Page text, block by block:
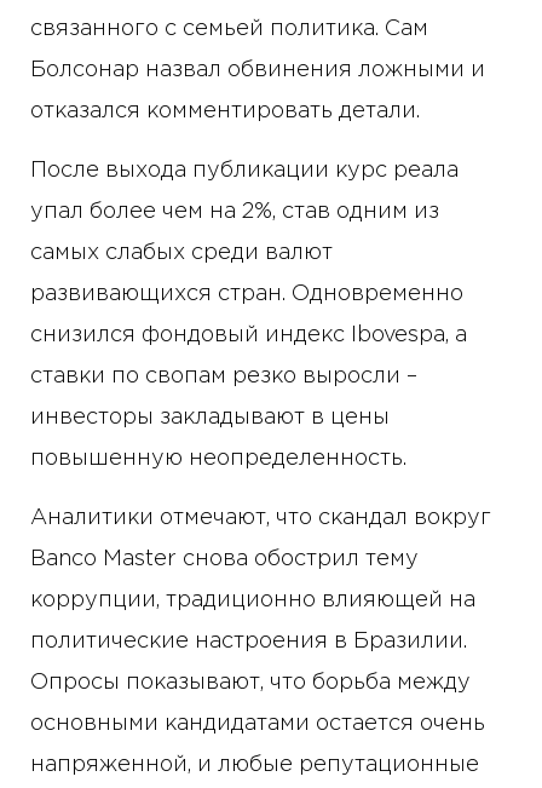
связанного с семьей политика. Сам
Болсонар назвал обвинения ложными и
отказался комментировать детали.
После выхода публикации курс реала
упал более чем на 2%, став одним из
самых слабых среди валют
развивающихся стран. Одновременно
снизился фондовый индекс Ibovespa, а
ставки по свопам резко выросли –
инвесторы закладывают в цены
повышенную неопределенность.
Аналитики отмечают, что скандал вокруг
Banco Master снова обострил тему
коррупции, традиционно влияющей на
политические настроения в Бразилии.
Опросы показывают, что борьба между
основными кандидатами остается очень
напряженной, и любые репутационные